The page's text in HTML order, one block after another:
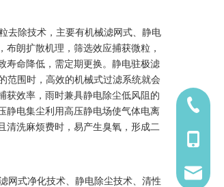
去除技术，主要有机械滤网式、静电
朗扩散机理，筛选效应捕获微粒，
寿命降低，需定期更换。静电驻极滤
范围时，高效的机械式过滤系统就会
获效率，雨时兼具静电除尘低风阻的
静电集尘利用高压静电场使气体电离
清洗麻烦费时，易产生臭氧，形成二
网式净化技术、静电除尘技术、清性